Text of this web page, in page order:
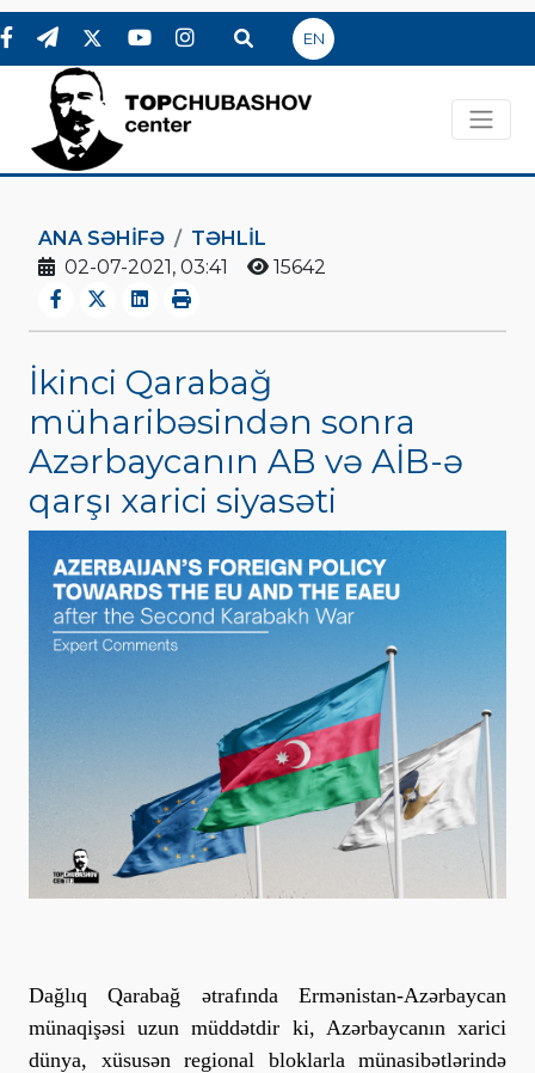
EN
ANA SƏHIFƏ
TƏHLİL
02-07-2021, 03:41
15642
İkinci Qarabağ
müharibəsindən sonra
Azərbaycanın AB və AİB-ə
qarşı xarici siyasəti
Dağlıq Qarabağ ətrafında Ermənistan-Azərbaycan
münaqişəsi uzun müddətdir ki, Azərbaycanın xarici
dünya, xüsusən regional bloklarla münasibətlərində